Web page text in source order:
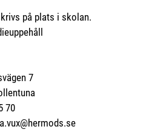
på plats i skolan.
7
70